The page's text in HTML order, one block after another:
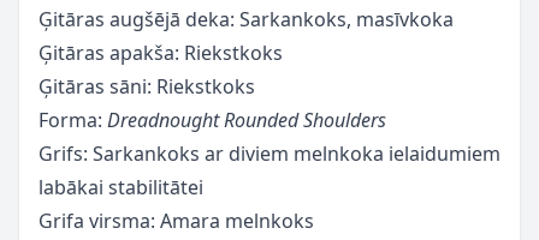
Ģitāras augšējā deka: Sarkankoks, masīvkoka
Ģitāras apakša: Riekstkoks
Ģitāras sāni: Riekstkoks
Forma: Dreadnought Rounded Shoulders
Grifs: Sarkankoks ar diviem melnkoka ielaidumiem
labākai stabilitātei
Grifa virsma: Amara melnkoks